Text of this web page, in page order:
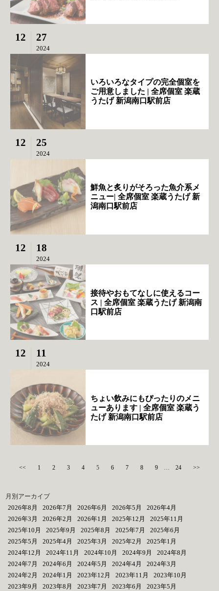
12 27
2024
いろいろなタイプの完全個室を
ご用意しました | 全席個室 楽蔵
うたげ 新潟南口駅前店
12 25
2024
鮮魚と炙りがそろった魚介系メ
ニュー| 全席個室 楽蔵うたげ 新
潟南口駅前店
12 18
2024
接待やおもてなしに使えるコー
ス | 全席個室 楽蔵うたげ 新潟南
口駅前店
12 11
2024
ちょい飲みにもぴったりのメニ
ューあります | 全席個室 楽蔵う
たげ 新潟南口駅前店
<< 1 2 3 4 5 6 7 8 9 … 24 >>
月別アーカイブ
2026年8月
2026年7月 2026年6月 2026年5月
2026年4月
2026年3月
2026年2月 2026年1月 2025年12月
2025年11月
2025年10月
2025年9月 2025年8月 2025年7月
2025年6月
2025年5月
2025年4月 2025年3月 2025年2月
2025年1月
2024年12月
2024年11月 2024年10月 2024年9月
2024年8月
2024年7月
2024年6月 2024年5月 2024年4月
2024年3月
2024年2月
2024年1月 2023年12月 2023年11月
2023年10月
2023年9月
2023年8月 2023年7月 2023年6月
2023年5月